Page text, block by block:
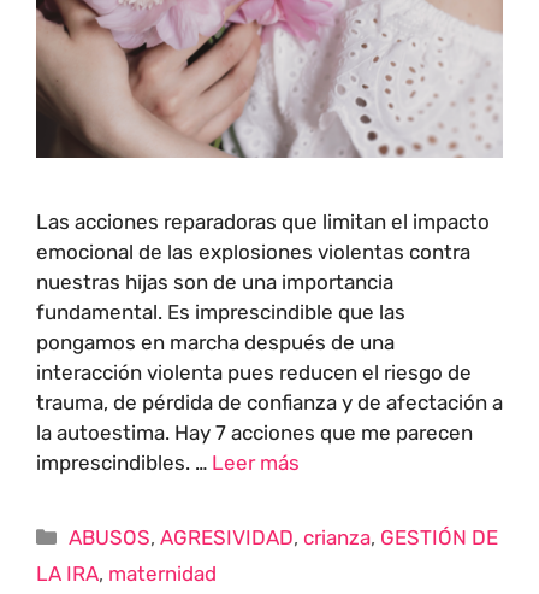
Las acciones reparadoras que limitan el impacto
emocional de las explosiones violentas contra
nuestras hijas son de una importancia
fundamental. Es imprescindible que las
pongamos en marcha después de una
interacción violenta pues reducen el riesgo de
trauma, de pérdida de confianza y de afectación a
la autoestima. Hay 7 acciones que me parecen
imprescindibles. … Leer más
ABUSOS,AGRESIVIDAD,crianza, GESTIÓN DE
LA IRA, maternidad